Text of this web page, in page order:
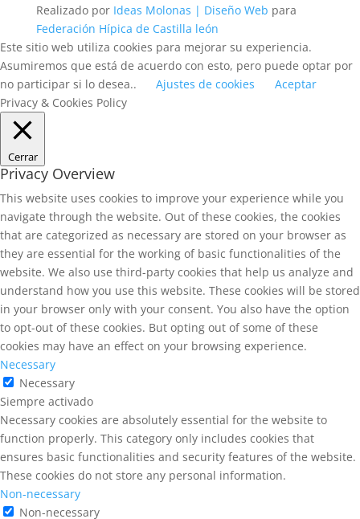
Realizado por Ideas Molonas | Diseño Web para
Federación Hípica de Castilla león
Este sitio web utiliza cookies para mejorar su experiencia.
Asumiremos que está de acuerdo con esto, pero puede optar por
no participar si lo desea..
Ajustes de cookies
Aceptar
Privacy & Cookies Policy
Cerrar
Privacy Overview
This website uses cookies to improve your experience while you
navigate through the website. Out of these cookies, the cookies
that are categorized as necessary are stored on your browser as
they are essential for the working of basic functionalities of the
website. We also use third-party cookies that help us analyze and
understand how you use this website. These cookies will be stored
in your browser only with your consent. You also have the option
to opt-out of these cookies. But opting out of some of these
cookies may have an effect on your browsing experience.
Necessary
Necessary
Siempre activado
Necessary cookies are absolutely essential for the website to
function properly. This category only includes cookies that
ensures basic functionalities and security features of the website.
These cookies do not store any personal information.
Non-necessary
Non-necessary